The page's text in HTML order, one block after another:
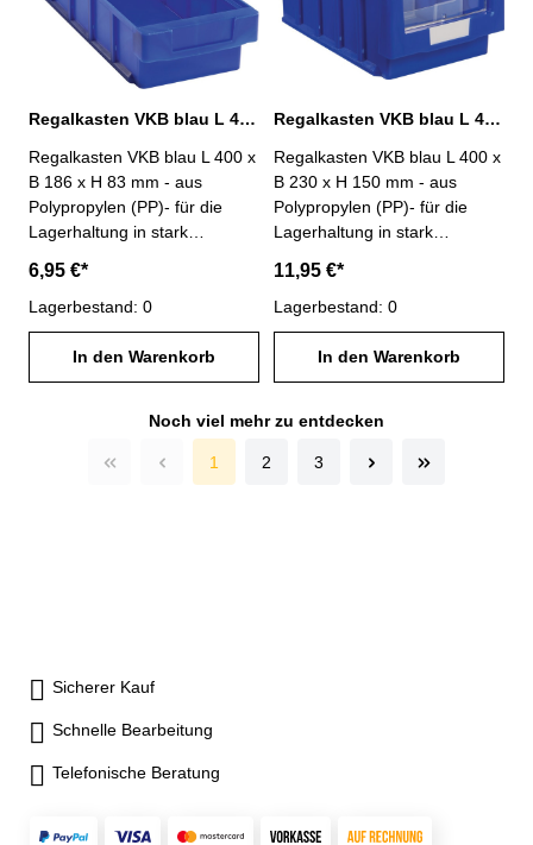
Regalkasten VKB blau L 400 x B 186 x H 83 mm PP
Regalkasten VKB blau L 400 x
B 186 x H 83 mm - aus
Polypropylen (PP)- für die
Lagerhaltung in stark
weitgehend beständig gegen
die meisten Säuren und Öle-
Rippenboden für hohe
Stabilität- stapelbar- große
Griffmulde- Anzahl möglicher
6,95 €*
Lagerbestand: 0
In den Warenkorb
Regalkasten VKB blau L 400 x B 230 x H 150 mm PP
Regalkasten VKB blau L 400 x
B 230 x H 150 mm - aus
Polypropylen (PP)- für die
Lagerhaltung in stark
weitgehend beständig gegen
die meisten Säuren und Öle-
Rippenboden für hohe
Stabilität- stapelbar- große
Griffmulde- Anzahl möglicher
ohne Etiketten und
Trennwände (Zubehör)
11,95 €*
Lagerbestand: 0
In den Warenkorb
Noch viel mehr zu entdecken
1 2 3
Sicherer Kauf
Schnelle Bearbeitung
Telefonische Beratung